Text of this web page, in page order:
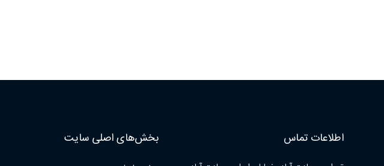
اطلاعات تماس بخش‌های اصلی سایت